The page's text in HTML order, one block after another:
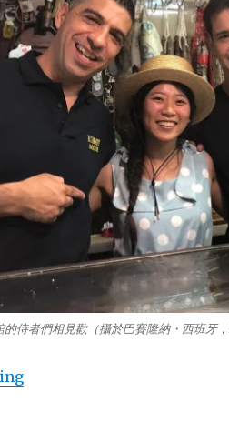
侍者們相見歡（攝於巴賽隆納・西班牙，
“休息一下，偷得「西班牙